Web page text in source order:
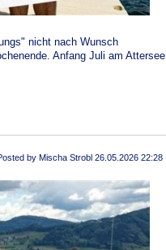
nicht nach Wunsch
Anfang Juli am Attersee
by Mischa Strobl 26.05.2026 22:28